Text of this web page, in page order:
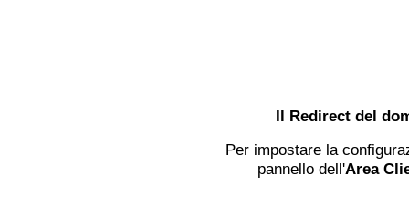
Il Redirect del
Per impostare la
pannello dell'Area